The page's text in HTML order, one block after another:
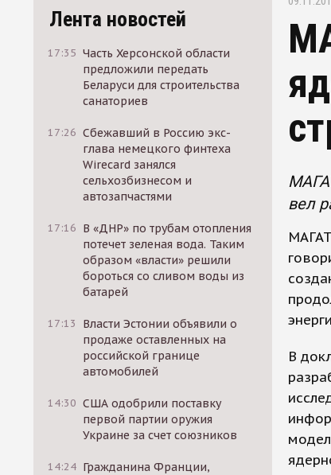
Лента новостей
17:35 Часть Херсонской области
предложили передать
Беларуси для строительства
санаториев
17:26 Сбежавший в Россию экс-
глава немецкого финтеха
Wirecard занялся
сельхозбизнесом и
автозапчастями
17:16 В «ДНР» по трубам отопления
потечет зеленая вода. Таким
образом «власти» решили
бороться со сливом воды из
батарей
17:13
Власти Эстонии объявили о
продаже оставленных на
российской границе
автомобилей
14:30 США одобрили поставку
первой партии оружия
Украине за счет союзников
14:24 Гражданина Франции,
вел
В